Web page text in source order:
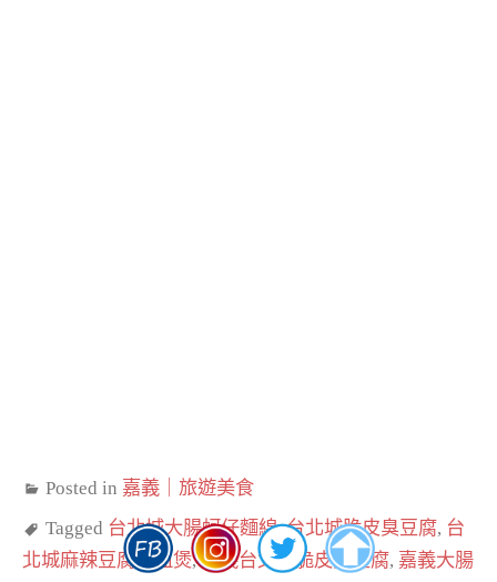
Posted in 嘉義｜旅遊美食
Tagged 台北城大腸蚵仔麵線,台北城脆皮臭豆腐, 台
北城麻辣豆腐鴨血煲,嘉義台北城脆皮臭豆腐, 嘉義大腸